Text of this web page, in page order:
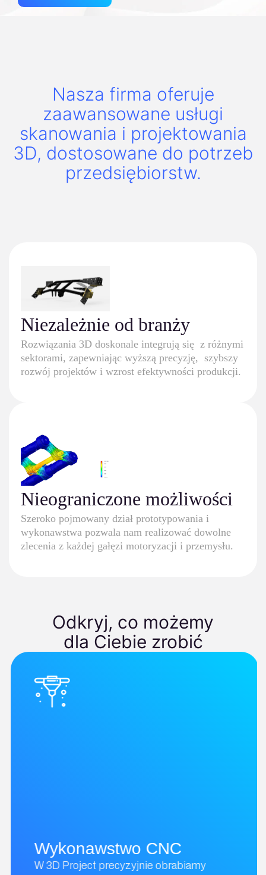
Nasza firma oferuje
zaawansowane usługi
skanowania i projektowania
3D, dostosowane do potrzeb
przedsiębiorstw.
Niezależnie od branży
Rozwiązania 3D doskonale integrują się z różnymi
sektorami, zapewniając wyższą precyzję, szybszy
rozwój projektów i wzrost efektywności produkcji.
Nieograniczone możliwości
Szeroko pojmowany dział prototypowania i
wykonawstwa pozwala nam realizować dowolne
zlecenia z każdej gałęzi motoryzacji i przemysłu.
Odkryj, co możemy
dla Ciebie zrobić
Wykonawstwo CNC
W 3D Project precyzyjnie obrabiamy